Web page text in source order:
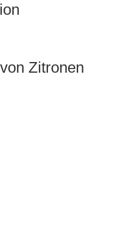
Zitronen